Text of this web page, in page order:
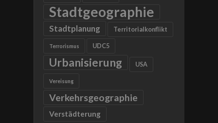
Stadtgeographie
Stadtplanung Territorialkonflikt
Terrorismus UDC5
Urbanisierung USA
Vereisung
Verkehrsgeographie
Verstädterung